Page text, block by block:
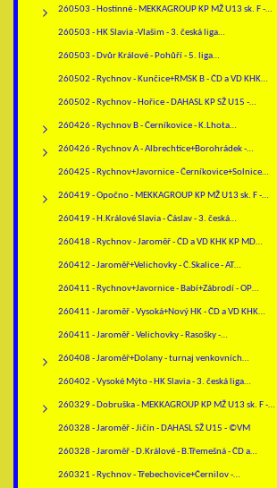
260503 - Hostinné - MEKKAGROUP KP MŽ U13 sk. F -…
260503 - HK Slavia -Vlašim - 3. česká liga…
260503 - Dvůr Králové - Pohůří - 5. liga…
260502 - Rychnov - Kunčice+RMSK B - ČD a VD KHK…
260502 - Rychnov - Hořice - DAHASL KP SŽ U15 -…
260426 - Rychnov B - Černíkovice - K.Lhota…
260426 - Rychnov A - Albrechtice+Borohrádek -…
260425 - Rychnov+Javornice - Černíkovice+Solnice…
260419 - Opočno - MEKKAGROUP KP MŽ U13 sk. F -…
260419 - H.Králové Slavia - Čáslav - 3. česká…
260418 - Rychnov - Jaroměř - ČD a VD KHK KP MD…
260412 - Jaroměř+Velichovky - Č.Skalice - AT…
260411 - Rychnov+Javornice - Babí+Zábrodí - OP…
260411 - Jaroměř - Vysoká+Nový HK - ČD a VD KHK…
260411 - Jaroměř - Velichovky - Rasošky -…
260408 - Jaroměř+Dolany - turnaj venkovních…
260402 - Vysoké Mýto - HK Slavia - 3. česká liga…
260329 - Dobruška - MEKKAGROUP KP MŽ U13 sk. F -…
260328 - Jaroměř - Jičín - DAHASL SŽ U15 - ©VM
260328 - Jaroměř - D.Králové - B.Třemešná - ČD a…
260321 - Rychnov - Třebechovice+Černilov -…